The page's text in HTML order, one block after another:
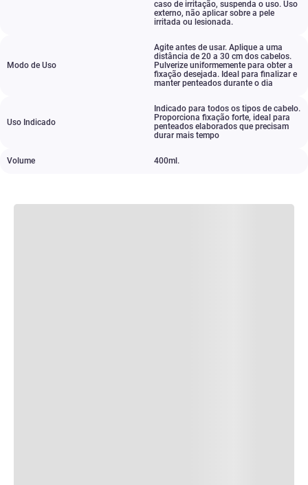
caso de irritação, suspenda o uso. Uso
externo, não aplicar sobre a pele
irritada ou lesionada.
Modo de Uso
Agite antes de usar. Aplique a uma
distância de 20 a 30 cm dos cabelos.
Pulverize uniformemente para obter a
fixação desejada. Ideal para finalizar e
manter penteados durante o dia
Uso Indicado
Indicado para todos os tipos de cabelo.
Proporciona fixação forte, ideal para
penteados elaborados que precisam
durar mais tempo
Volume 400ml.